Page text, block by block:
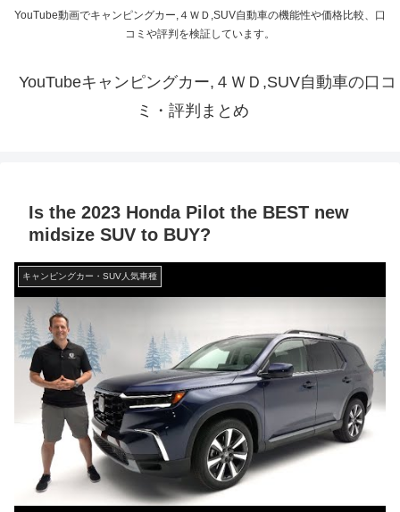
YouTube動画でキャンピングカー,４ＷＤ,SUV自動車の機能性や価格比較、口
コミや評判を検証しています。
YouTubeキャンピングカー,４ＷＤ,SUV自動車の口コ
ミ・評判まとめ
Is the 2023 Honda Pilot the BEST new
midsize SUV to BUY?
キャンピングカー・SUV人気車種